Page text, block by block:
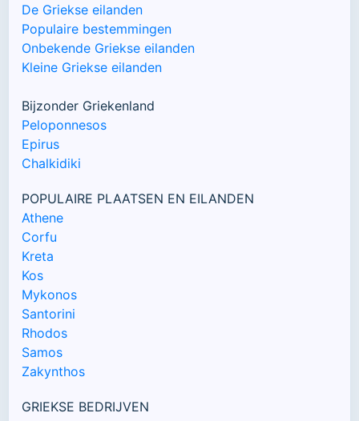
De Griekse eilanden
Populaire bestemmingen
Onbekende Griekse eilanden
Kleine Griekse eilanden
Bijzonder Griekenland
Peloponnesos
Epirus
Chalkidiki
POPULAIRE PLAATSEN EN EILANDEN
Athene
Corfu
Kreta
Kos
Mykonos
Santorini
Rhodos
Samos
Zakynthos
GRIEKSE BEDRIJVEN